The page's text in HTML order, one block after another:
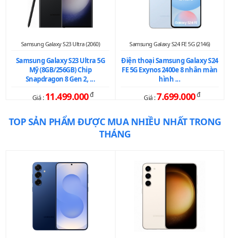
Samsung Galaxy S23 Ultra (2060)
Samsung Galaxy S23 Ultra 5G
Mỹ (8GB/256GB) Chip
Snapdragon 8 Gen 2, ...
Giá :11.499.000đ
Samsung Galaxy S24 FE 5G (2146)
Điện thoại Samsung Galaxy S24
FE 5G Exynos 2400e 8 nhân màn
hình ...
Giá :7.699.000đ
TOP SẢN PHẨM ĐƯỢC MUA NHIỀU NHẤT TRONG
THÁNG